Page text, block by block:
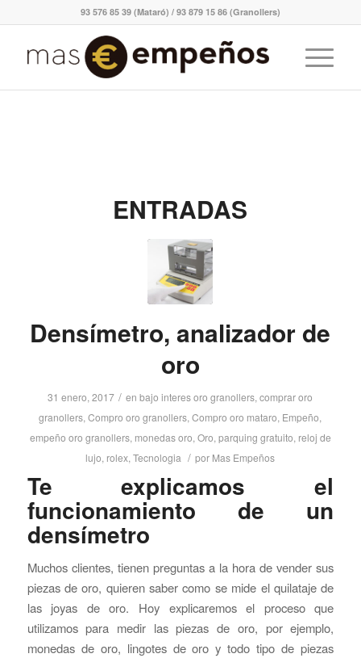
93 576 85 39 (Mataró) / 93 879 15 86 (Granollers)
ENTRADAS
Densímetro, analizador de
oro
31 enero, 2017 / enbajo interes oro granollers,comprar oro
granollers,Compro oro granollers,Compro oro mataro, Empeño,
empeño oro granollers, monedas oro, Oro, parquing gratuito, reloj de
lujo, rolex,Tecnologia / por Mas Empeños
Te explicamos el
funcionamiento de un
densímetro
Muchos clientes, tienen preguntas a la hora de vender sus
piezas de oro, quieren saber como se mide el quilataje de
las joyas de oro. Hoy explicaremos el proceso que
utilizamos para medir las piezas de oro, por ejemplo,
monedas de oro, lingotes de oro y todo tipo de piezas